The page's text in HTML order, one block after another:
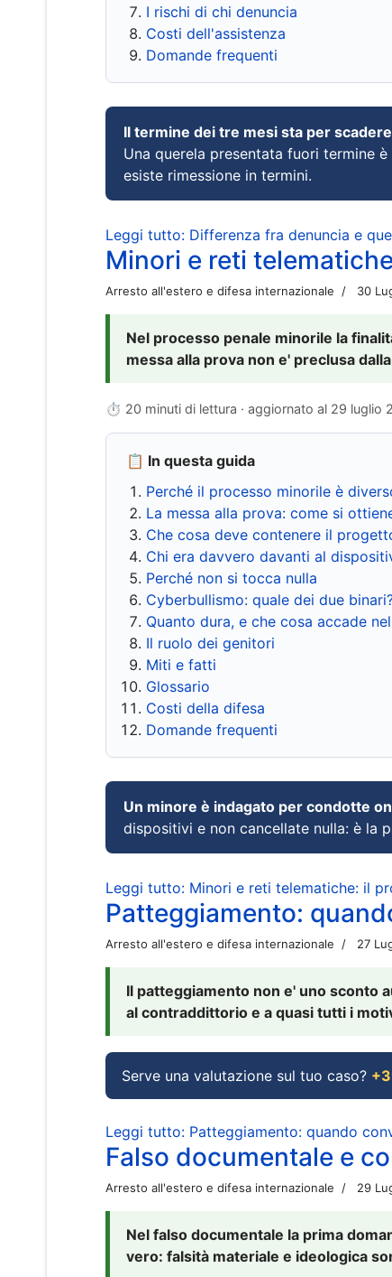
I rischi di chi denuncia
Costi dell'assistenza
Domande frequenti
Il termine dei tre mesi sta per
Una querela presentata fuori termine
esiste rimessione in termini.
Leggi tutto: Differenza fra denuncia e
Minori e reti
Arresto all'estero e difesa internazionale 30
Nel processo penale minorile la
messa alla prova non e' preclusa
⏱ 20 minuti di lettura · aggiornato al 29 luglio
📋 In questa guida
Perché il processo minorile è
La messa alla prova: come si
Che cosa deve contenere il
Chi era davvero davanti al
Perché non si tocca nulla
Cyberbullismo: quale dei due
Quanto dura, e che cosa accade
Il ruolo dei genitori
Miti e fatti
Glossario
Costi della difesa
Domande frequenti
Un minore è indagato per condotte
dispositivi e non cancellate nulla: è la
Leggi tutto: Minori e reti telematiche: il
Patteggiamento:
Arresto all'estero e difesa internazionale 27
Il patteggiamento non e' uno sconto
al contraddittorio e a quasi tutti i
Serve una valutazione sul tuo caso?
Leggi tutto: Patteggiamento: quando
Falso documentale e
Arresto all'estero e difesa internazionale 29
Nel falso documentale la prima
vero: falsità materiale e ideologica